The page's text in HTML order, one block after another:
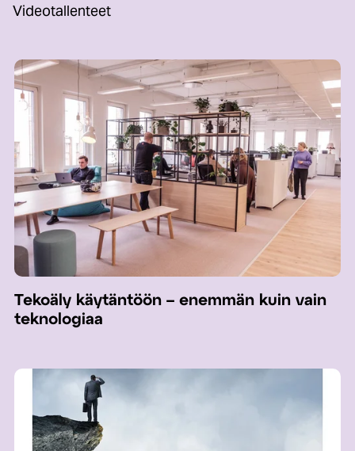
Videotallenteet
Tekoäly käytäntöön – enemmän kuin vain
teknologiaa